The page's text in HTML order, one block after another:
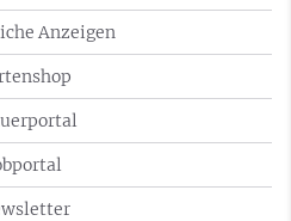
Anzeigen